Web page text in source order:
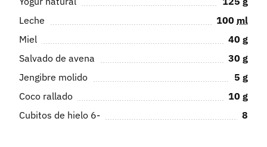
Leche
100 ml
Miel
40 g
Salvado de avena
30 g
Jengibre molido
5 g
Coco rallado
10 g
Cubitos de hielo 6-
8